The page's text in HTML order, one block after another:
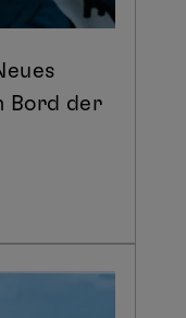
Bord der